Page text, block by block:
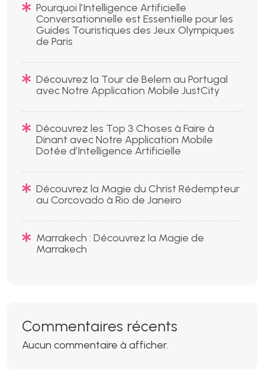
Pourquoi l’Intelligence Artificielle
Conversationnelle est Essentielle pour les
Guides Touristiques des Jeux Olympiques
de Paris
Découvrez la Tour de Belem au Portugal
avec Notre Application Mobile JustCity
Découvrez les Top 3 Choses à Faire à
Dinant avec Notre Application Mobile
Dotée d’Intelligence Artificielle
Découvrez la Magie du Christ Rédempteur
au Corcovado à Rio de Janeiro
Marrakech : Découvrez la Magie de
Marrakech
Commentaires récents
Aucun commentaire à afficher.